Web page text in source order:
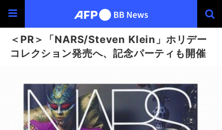
＜PR＞「NARS/Steven Klein」ホリデー
コレクション発売へ、記念パーティも開催